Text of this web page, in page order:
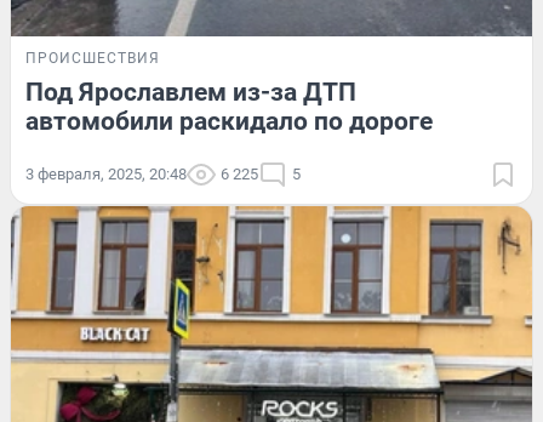
ПРОИСШЕСТВИЯ
Под Ярославлем из-за ДТП
автомобили раскидало по дороге
3 февраля, 2025, 20:48 6 225 5